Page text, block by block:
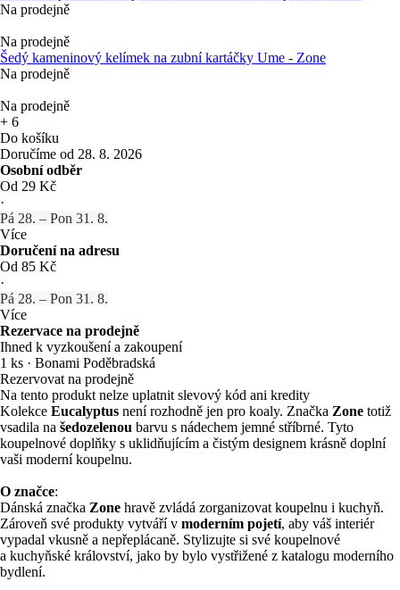
Na prodejně
Na prodejně
Šedý kameninový kelímek na zubní kartáčky Ume - Zone
Na prodejně
Na prodejně
+ 6
Do košíku
Doručíme od 28. 8. 2026
Osobní odběr
Od 29 Kč
·
Pá 28. – Pon 31. 8.
Více
Doručení na adresu
Od 85 Kč
·
Pá 28. – Pon 31. 8.
Více
Rezervace na prodejně
Ihned k vyzkoušení a zakoupení
1 ks · Bonami Poděbradská
Rezervovat na prodejně
Na tento produkt nelze uplatnit slevový kód ani kredity
Kolekce Eucalyptus není rozhodně jen pro koaly. Značka Zone totiž
vsadila na šedozelenou barvu s nádechem jemné stříbrné. Tyto
koupelnové doplňky s uklidňujícím a čistým designem krásně doplní
vaši moderní koupelnu.
O značce:
Dánská značka Zone hravě zvládá zorganizovat koupelnu i kuchyň.
Zároveň své produkty vytváří v moderním pojetí, aby váš interiér
vypadal vkusně a nepřeplácaně. Stylizujte si své koupelnové
a kuchyňské království, jako by bylo vystřižené z katalogu moderního
bydlení.